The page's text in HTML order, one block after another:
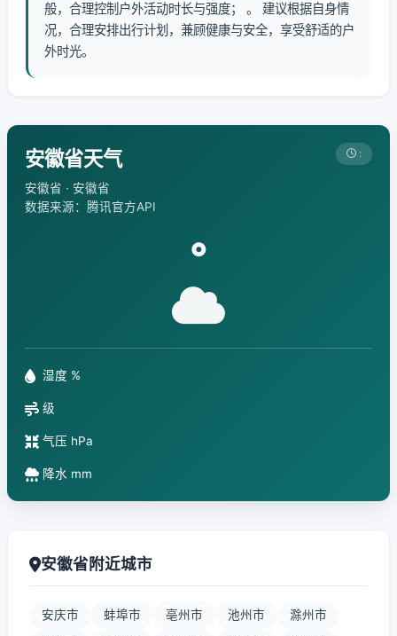
般，合理控制户外活动时长与强度； 。 建议根据自身情
况，合理安排出行计划，兼顾健康与安全，享受舒适的户
外时光。
安徽省天气
安徽省 · 安徽省
数据来源：腾讯官方API
:
°
湿度 %
级
气压 hPa
降水 mm
安徽省附近城市
安庆市 蚌埠市 亳州市 池州市 滁州市